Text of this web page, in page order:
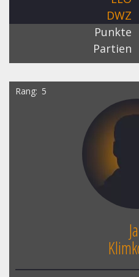
DWZ
Punkte
Partien
Rang 5